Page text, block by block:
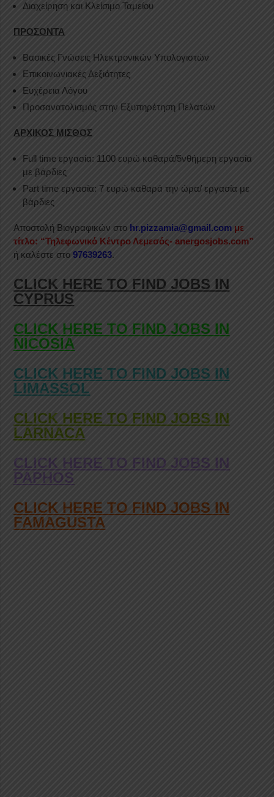
Διαχείρηση και Κλείσιμο Ταμείου
ΠΡΟΣΟΝΤΑ
Βασικές Γνώσεις Ηλεκτρονικών Υπολογιστών
Επικοινωνιακές Δεξιότητες
Ευχέρεια Λόγου
Προσανατολισμός στην Εξυπηρέτηση Πελατών
ΑΡΧΙΚΟΣ ΜΙΣΘΟΣ
Full time εργασία: 1100 ευρώ καθαρά/5νθήμερη εργασία
με βάρδιες
Part time εργασία: 7 ευρώ καθαρά την ώρα/ εργασία με
βάρδιες
Αποστολή Βιογραφικών στο hr.pizzamia@gmail.com με
τίτλο: “Τηλεφωνικό Κέντρο Λεμεσός- anergosjobs.com”
ή καλέστε στο97639263.
CLICK HERE TO FIND JOBS IN
CYPRUS
CLICK HERE TO FIND JOBS IN
NICOSIA
CLICK HERE TO FIND JOBS IN
LIMASSOL
CLICK HERE TO FIND JOBS IN
LARNACA
CLICK HERE TO FIND JOBS IN
PAPHOS
CLICK HERE TO FIND JOBS IN
FAMAGUSTA